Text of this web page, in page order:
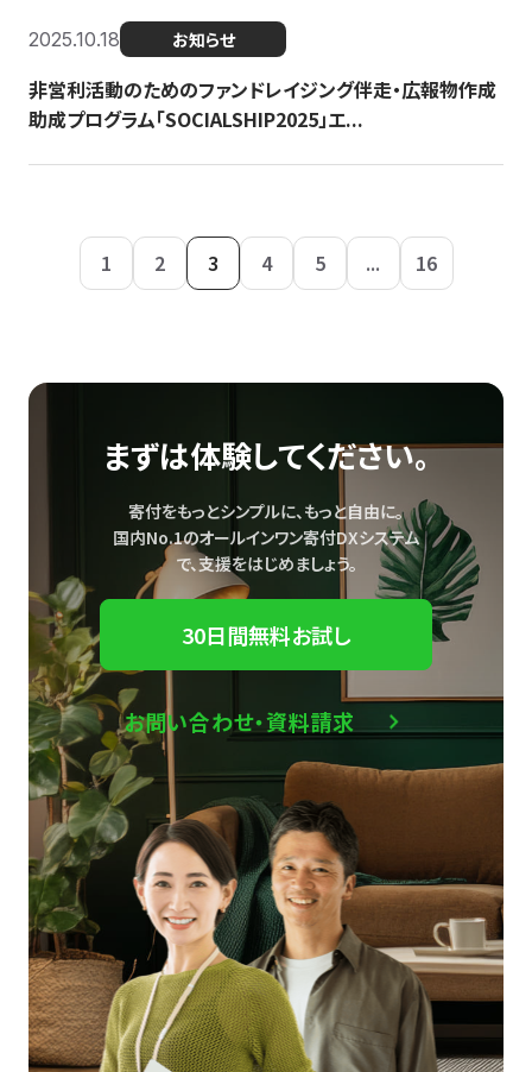
2025.10.18 お知らせ
非営利活動のためのファンドレイジング伴走・広報物作成
助成プログラム「SOCIALSHIP2025」エ...
1 2 3 4 5 ... 16
まずは体験してください。
寄付をもっとシンプルに、もっと自由に。
国内No.1のオールインワン寄付DXシステム
で、支援をはじめましょう。
30日間無料お試し
お問い合わせ・資料請求